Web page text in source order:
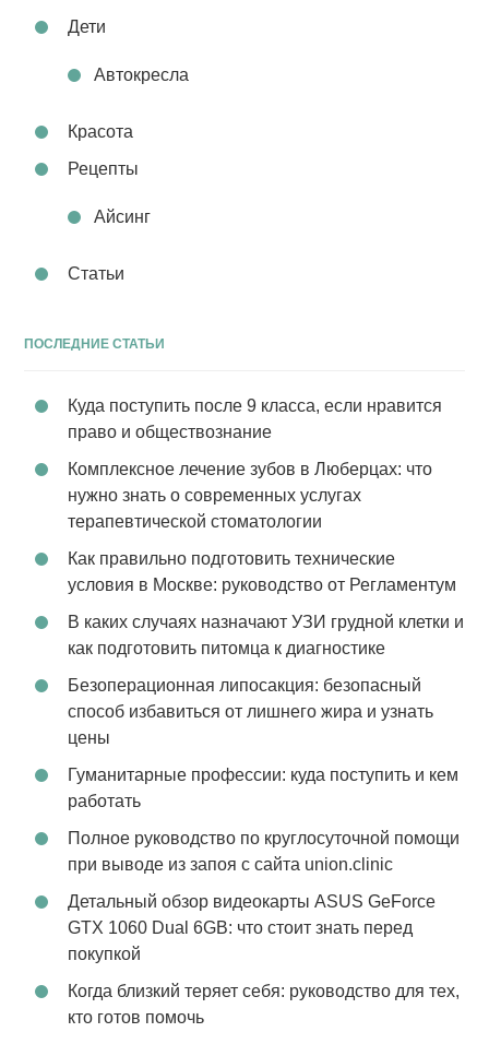
Дети
Автокресла
Красота
Рецепты
Айсинг
Статьи
ПОСЛЕДНИЕ СТАТЬИ
Куда поступить после 9 класса, если нравится
право и обществознание
Комплексное лечение зубов в Люберцах: что
нужно знать о современных услугах
терапевтической стоматологии
Как правильно подготовить технические
условия в Москве: руководство от Регламентум
В каких случаях назначают УЗИ грудной клетки и
как подготовить питомца к диагностике
Безоперационная липосакция: безопасный
способ избавиться от лишнего жира и узнать
цены
Гуманитарные профессии: куда поступить и кем
работать
Полное руководство по круглосуточной помощи
при выводе из запоя с сайта union.clinic
Детальный обзор видеокарты ASUS GeForce
GTX 1060 Dual 6GB: что стоит знать перед
покупкой
Когда близкий теряет себя: руководство для тех,
кто готов помочь